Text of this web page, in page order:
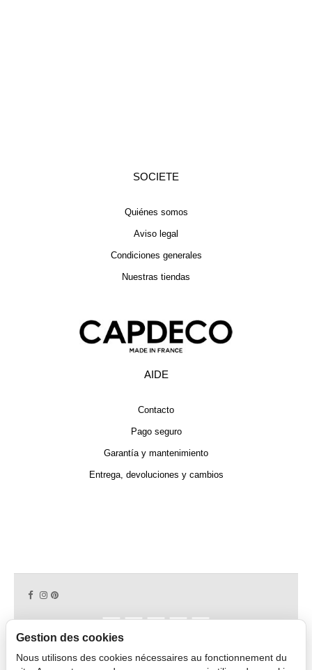
SOCIETE
Quiénes somos
Aviso legal
Condiciones generales
Nuestras tiendas
AIDE
Contacto
Pago seguro
Garantía y mantenimiento
Entrega, devoluciones y cambios
Copyright © 2026 CAPDECO.
Gestion des cookies
Nous utilisons des cookies nécessaires au fonctionnement du